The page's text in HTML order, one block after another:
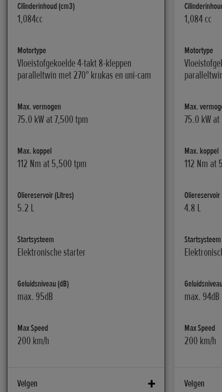
Cilinderinhoud (cm3)
1,084cc
Motortype
Vloeistofgekoelde 4-takt 8-kleppen
paralleltwin met 270° krukas en uni-cam
Max. vermogen
75.0 kW at 7,500 tpm
Max. koppel
112 Nm at 5,500 tpm
Oliereservoir (Litres)
5.2 L
Startsysteem
Elektronische starter
Geluidsniveau (dB)
max. 95dB
Max Speed
200 km/h
Velgen
1,084 cc
Motortype
Max.
75.0 kW
Max. koppel
112 Nm at
Oliereservoir
4.8 L
Startsysteem
max. 94dB
Max Speed
200 km/h
Velgen